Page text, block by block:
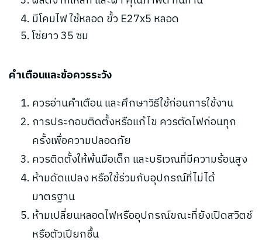
มีโคมไฟ ใช้หลอด ขั้ว E27x5 หลอด
โซ่ยาว 35 ซม
คำเตือนและข้อควรระวัง
ควรอ่านคำเตือน และศึกษาวิธีใช้ก่อนการใช้งาน
การประกอบติดตั้งหรือแก้ไข ควรตัดไฟก่อนทุก
ครั้งเพื่อความปลอดภัย
ควรติดตั้งให้พ้นมือเด็ก และบริเวณที่มีความร้อนสูง
ห้ามดัดแปลง หรือใช้ร่วมกับอุปกรณ์ที่ไม่ได้
มาตรฐาน
ห้ามเปลี่ยนหลอดไฟหรืออุปกรณ์ขณะที่ยังเปิดสวิตช์
หรือตัวเปียกชื้น